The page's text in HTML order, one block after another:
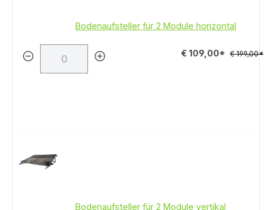
Bodenaufsteller für 2 Module horizontal
€ 109,00* € 199,00*
Bodenaufsteller für 2 Module vertikal